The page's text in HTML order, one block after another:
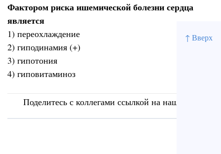
↑ Вверх
Фактором риска ишемической болезни сердца
является
1) переохлаждение
2) гиподинамия (+)
3) гипотония
4) гиповитаминоз
Поделитесь с коллегами ссылкой на наш сайт